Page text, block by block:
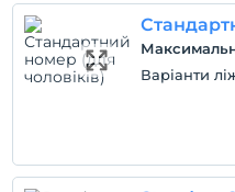
1 дітей віком до 12 за
Варіанти